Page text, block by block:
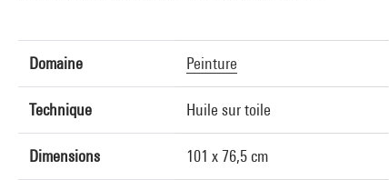
Domaine Peinture
Technique Huile sur toile
Dimensions 101 x 76,5 cm